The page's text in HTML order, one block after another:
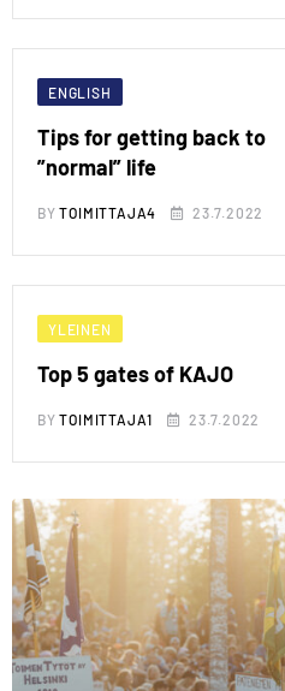
ENGLISH
Tips for getting back to
”normal” life
BYTOIMITTAJA4 23.7.2022
YLEINEN
Top 5 gates of KAJO
BYTOIMITTAJA1 23.7.2022